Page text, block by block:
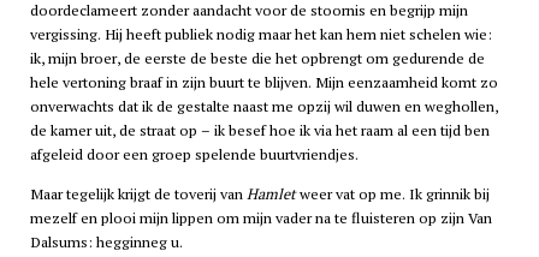
doordeclameert zonder aandacht voor de stoornis en begrijp mijn
vergissing. Hij heeft publiek nodig maar het kan hem niet schelen wie:
ik, mijn broer, de eerste de beste die het opbrengt om gedurende de
hele vertoning braaf in zijn buurt te blijven. Mijn eenzaamheid komt zo
onverwachts dat ik de gestalte naast me opzij wil duwen en weghollen,
de kamer uit, de straat op – ik besef hoe ik via het raam al een tijd ben
afgeleid door een groep spelende buurtvriendjes.
Maar tegelijk krijgt de toverij vanHamletweer vat op me. Ik grinnik bij
mezelf en plooi mijn lippen om mijn vader na te fluisteren op zijn Van
Dalsums: hegginneg u.